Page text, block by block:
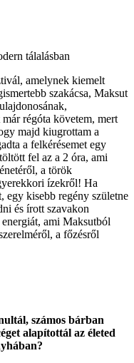
tálalásban
amelynek kiemelt
szakácsa, Maksut
régóta követem, mert
majd kiugrottam a
a felkérésemet egy
fel az a 2 óra, ami
a török
ízekről! Ha
egy kisebb regény születne
és írott szavakon
ami Maksutból
a főzésről
számos bárban
alapítottál az életed